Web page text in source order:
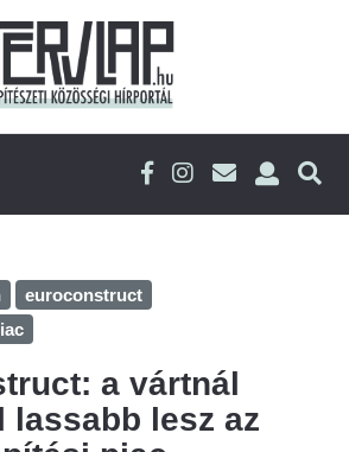
euroconstruct
a vártnál
lassabb lesz az